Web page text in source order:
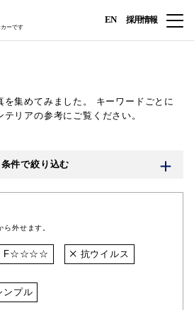
ーです
EN 採用情報
集めてみました。
キーワードごとに
リアの参考にご覧ください。
条件で絞り込む
ら外せます。
F☆☆☆☆ 抗ウイルス
ンプル